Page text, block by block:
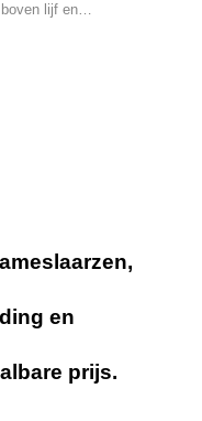
boven lijf en…
en
prijs.